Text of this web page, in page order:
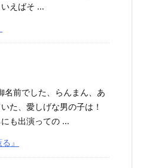
えばそ ...
名前でした、らんまん、あ
た、愛しげな男の子は！
も出演っての ...
』